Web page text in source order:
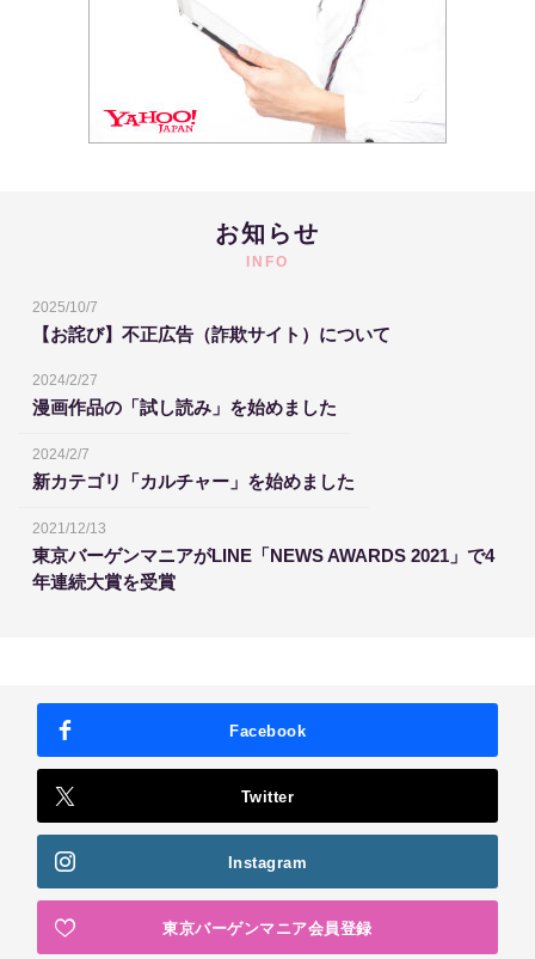
お知らせ
INFO
2025/10/7
【お詫び】不正広告（詐欺サイト）について
2024/2/27
漫画作品の「試し読み」を始めました
2024/2/7
新カテゴリ「カルチャー」を始めました
2021/12/13
東京バーゲンマニアがLINE「NEWS AWARDS 2021」で4
年連続大賞を受賞
Facebook
Twitter
Instagram
東京バーゲンマニア会員登録